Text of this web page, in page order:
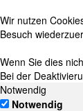
Wir nutzen
Besuch
Wenn Sie dies
Bei der
Notwendig
Notwendig